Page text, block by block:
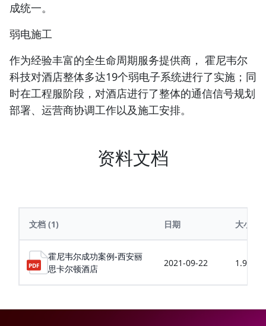
成统一。
弱电施工
作为经验丰富的全生命周期服务提供商， 霍尼韦尔
科技对酒店整体多达19个弱电子系统进行了实施；同
时在工程服阶段，对酒店进行了整体的通信信号规划
部署、运营商协调工作以及施工安排。
资料文档
文档 (1) 日期 大小
霍尼韦尔成功案例-西安丽
思卡尔顿酒店
2021-09-22 1.99MB